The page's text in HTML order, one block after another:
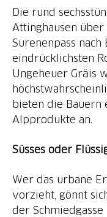
Die rund
Attinghausen
Surenenpass
eindrücklichsten
Ungeheuer Gräis
bieten die Bauern
Alpprodukte an.
Süsses oder
Wer das urbane
vorzieht, gönnt
der